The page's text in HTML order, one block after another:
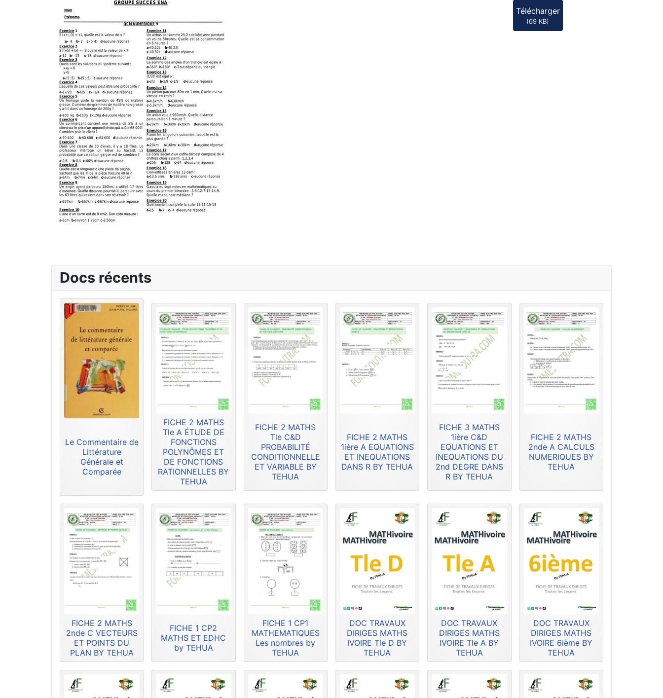
Télécharger
(69 KB)
Docs récents
Le Commentaire de
Littérature
Générale et
Comparée
FICHE 2 MATHS
Tle A ÉTUDE DE
FONCTIONS
POLYNÔMES ET
DE FONCTIONS
RATIONNELLES BY
TEHUA
FICHE 2 MATHS
Tle C&D
PROBABILITÉ
CONDITIONNELLE
ET VARIABLE BY
TEHUA
FICHE 2 MATHS
1ière A EQUATIONS
ET INEQUATIONS
DANS R BY TEHUA
FICHE 3 MATHS
1ière C&D
EQUATIONS ET
INEQUATIONS DU
2nd DEGRE DANS
R BY TEHUA
FICHE 2 MATHS
2nde A CALCULS
NUMERIQUES BY
TEHUA
FICHE 2 MATHS
2nde C VECTEURS
ET POINTS DU
PLAN BY TEHUA
FICHE 1 CP2
MATHS ET EDHC
by TEHUA
FICHE 1 CP1
MATHEMATIQUES
Les nombres by
TEHUA
DOC TRAVAUX
DIRIGES MATHS
IVOIRE Tle D BY
TEHUA
DOC TRAVAUX
DIRIGES MATHS
IVOIRE Tle A BY
TEHUA
DOC TRAVAUX
DIRIGES MATHS
IVOIRE 6ième BY
TEHUA